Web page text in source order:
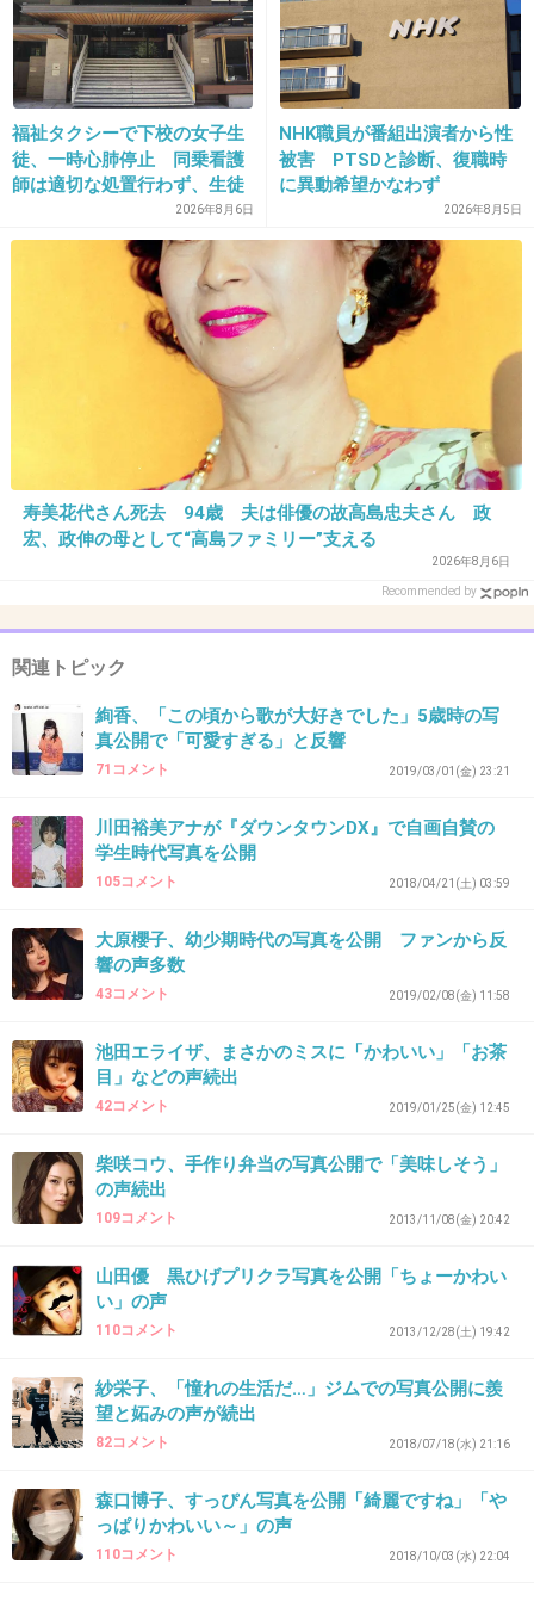
31. 匿名2019/02/10(日) 22:19:54
おばさんだからかなぁ
テレビに出てる元気な子たちみんな可愛い
-6
2019/02/10(日) 22:21:09
美人どうし気が合うのでしょう。
+2
33. 匿名2019/02/10(日) 22:21:17
>>10
川田さん嫌いだわー。
可愛くもないし
何よりアナウンサーのくせに
あの滑舌の悪さ。
2019/02/10(日) 22:29:12
え？サッシーどこ？ww
36. 匿名2019/02/10(日) 22:31:02
妬みというならお好きにどうぞ
37. 匿名2019/02/10(日) 22:36:05
福祉タクシーで下校の女子生
徒、一時心肺停止 同乗看護
師は適切な処置行わず、生徒
2026年8月6日
NHK職員が番組出演者から性
被害 PTSDと診断、復職時
に異動希望かなわず
2026年8月5日
寿美花代さん死去 94歳 夫は俳優の故高島忠夫さん 政
宏、政伸の母として“高島ファミリー”支える
2026年8月6日
Recommended by
関連トピック
絢香、「この頃から歌が大好きでした」5歳時の写
真公開で「可愛すぎる」と反響
71コメント 2019/03/01(金) 23:21
川田裕美アナが『ダウンタウンDX』で自画自賛の
学生時代写真を公開
105コメント 2018/04/21(土) 03:59
大原櫻子、幼少期時代の写真を公開 ファンから反
響の声多数
43コメント 2019/02/08(金) 11:58
池田エライザ、まさかのミスに「かわいい」「お茶
目」などの声続出
42コメント 2019/01/25(金) 12:45
柴咲コウ、手作り弁当の写真公開で「美味しそう」
の声続出
109コメント 2013/11/08(金) 20:42
山田優 黒ひげプリクラ写真を公開「ちょーかわい
い」の声
110コメント 2013/12/28(土) 19:42
紗栄子、「憧れの生活だ…」ジムでの写真公開に羨
望と妬みの声が続出
82コメント 2018/07/18(水) 21:16
森口博子、すっぴん写真を公開「綺麗ですね」「や
っぱりかわいい～」の声
110コメント 2018/10/03(水) 22:04